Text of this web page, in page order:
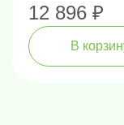
наконечник,
РУ
12 896 ₽
В